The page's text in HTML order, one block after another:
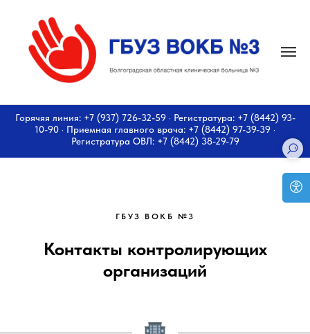
Горячяя линия: +7 (937) 726-32-59 · Регистратура: +7 (8442) 93-
10-90 · Приемная главного врача: +7 (8442) 97-39-39 ·
Регистратура ОВЛ: +7 (8442) 38-29-79
ГБУЗ ВОКБ №3
Контакты контролирующих
организаций